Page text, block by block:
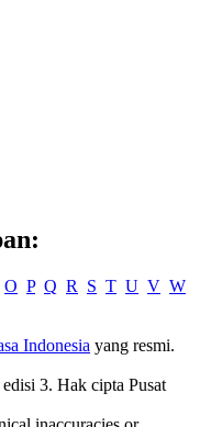
O P Q R S T U V W
Indonesia yang resmi.
3. Hak cipta Pusat